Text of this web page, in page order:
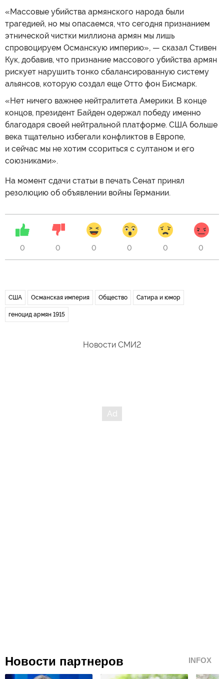
«Массовые убийства армянского народа были
трагедией, но мы опасаемся, что сегодня признанием
этнической чистки миллиона армян мы лишь
спровоцируем Османскую империю», — сказал Стивен
Кук, добавив, что признание массового убийства армян
рискует нарушить тонко сбалансированную систему
альянсов, которую создал еще Отто фон Бисмарк.
«Нет ничего важнее нейтралитета Америки. В конце
концов, президент Байден одержал победу именно
благодаря своей нейтральной платформе. США больше
века тщательно избегали конфликтов в Европе,
и сейчас мы не хотим ссориться с султаном и его
союзниками».
На момент сдачи статьи в печать Сенат принял
резолюцию об объявлении войны Германии.
0 0 0 0 0 0
США Османская империя Общество Сатира и юмор
геноцид армян 1915
Новости СМИ2
Новости партнеров INFOX